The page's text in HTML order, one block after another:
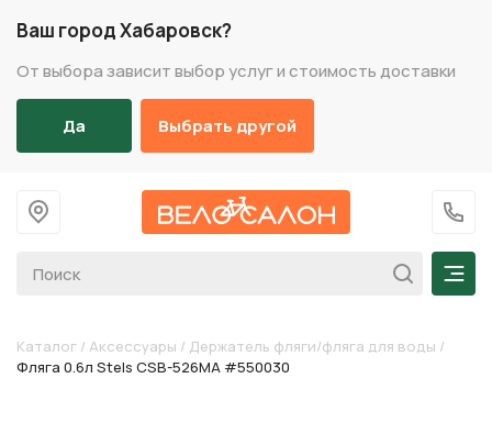
Ваш город Хабаровск?
От выбора зависит выбор услуг и стоимость доставки
Да Выбрать другой
На главную
+7
Каталог / Аксессуары / Держатель фляги/фляга для воды /
Фляга 0.6л Stels CSB-526MA #550030